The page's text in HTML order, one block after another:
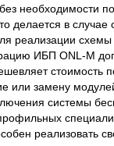
без необходимости
делается в
реализации схемы
ИБП ONL-M
стоимость
или замену
системы
реализовать